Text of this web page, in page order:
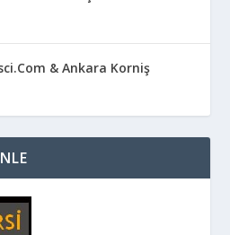
& Ankara Korniş